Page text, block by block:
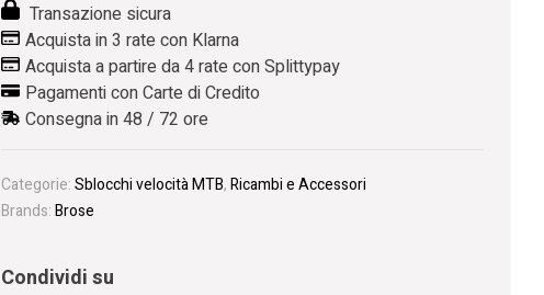
Transazione sicura
Acquista in 3 rate con Klarna
Acquista a partire da 4 rate con Splittypay
Pagamenti con Carte di Credito
Consegna in 48 / 72 ore
Categorie:Sblocchi velocità MTB,Ricambi e Accessori
Brands:Brose
Condividi su